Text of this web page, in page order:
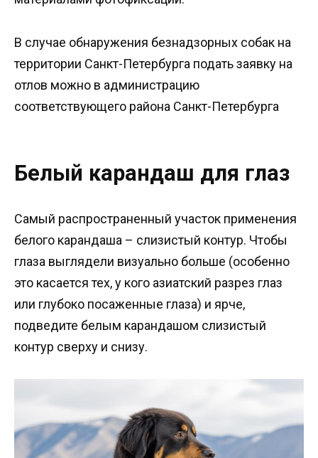
В случае обнаружения безнадзорных собак на
территории Санкт-Петербурга подать заявку на
отлов можно в администрацию
соответствующего района Санкт-Петербурга
Белый карандаш для глаз
Самый распространенный участок применения
белого карандаша – слизистый контур. Чтобы
глаза выглядели визуально больше (особенно
это касается тех, у кого азиатский разрез глаз
или глубоко посаженные глаза) и ярче,
подведите белым карандашом слизистый
контур сверху и снизу.